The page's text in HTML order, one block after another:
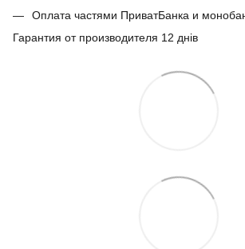
Оплата частями ПриватБанка и
Гарантия от производителя 12 днів